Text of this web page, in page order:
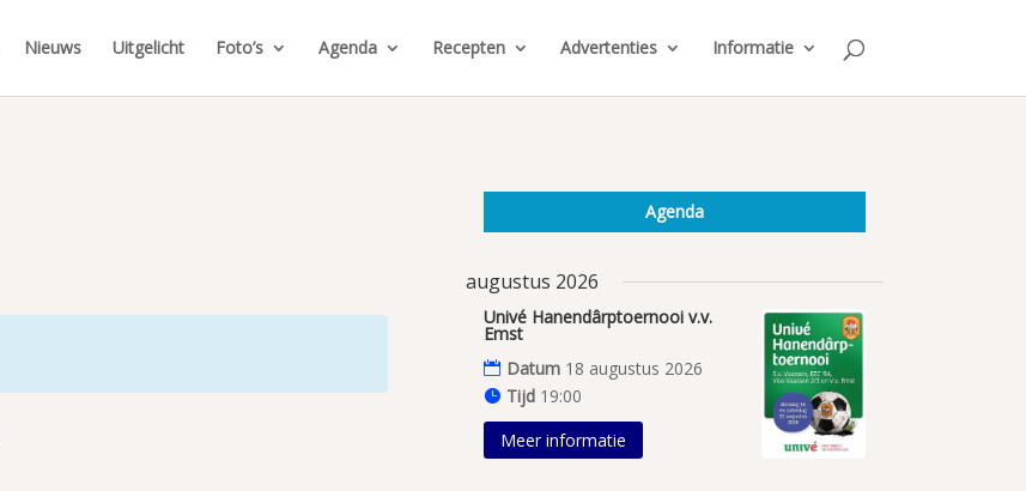
Nieuws Uitgelicht Foto’s Agenda Recepten Advertenties Informatie
Agenda
augustus 2026
Univé Hanendârptoernooi v.v.
Emst
Datum 18 augustus 2026
Tijd 19:00
Meer informatie